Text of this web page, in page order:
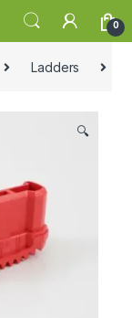
0
Ladders
🔍